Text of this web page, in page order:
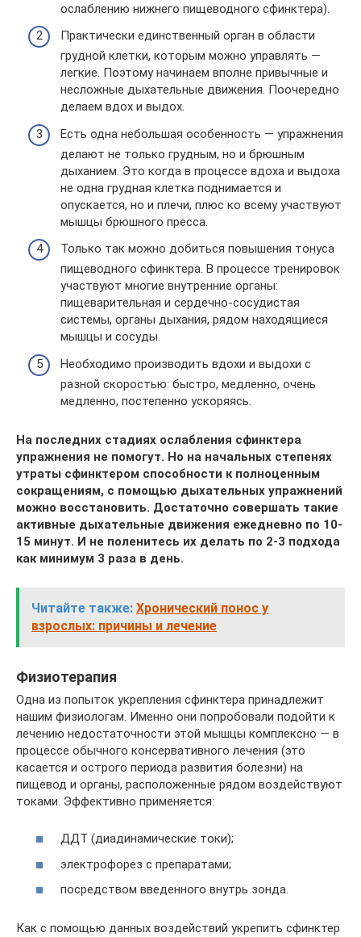
ослаблению нижнего пищеводного сфинктера).
Практически единственный орган в области
грудной клетки, которым можно управлять —
легкие. Поэтому начинаем вполне привычные и
несложные дыхательные движения. Поочередно
делаем вдох и выдох.
Есть одна небольшая особенность — упражнения
делают не только грудным, но и брюшным
дыханием. Это когда в процессе вдоха и выдоха
не одна грудная клетка поднимается и
опускается, но и плечи, плюс ко всему участвуют
мышцы брюшного пресса.
Только так можно добиться повышения тонуса
пищеводного сфинктера. В процессе тренировок
участвуют многие внутренние органы:
пищеварительная и сердечно-сосудистая
системы, органы дыхания, рядом находящиеся
мышцы и сосуды.
Необходимо производить вдохи и выдохи с
разной скоростью: быстро, медленно, очень
медленно, постепенно ускоряясь.
На последних стадиях ослабления сфинктера
упражнения не помогут. Но на начальных степенях
утраты сфинктером способности к полноценным
сокращениям, с помощью дыхательных упражнений
можно восстановить. Достаточно совершать такие
активные дыхательные движения ежедневно по 10-
15 минут. И не поленитесь их делать по 2-3 подхода
как минимум 3 раза в день.
Читайте также: Хронический понос у
взрослых: причины и лечение
Физиотерапия
Одна из попыток укрепления сфинктера принадлежит
нашим физиологам. Именно они попробовали подойти к
лечению недостаточности этой мышцы комплексно — в
процессе обычного консервативного лечения (это
касается и острого периода развития болезни) на
пищевод и органы, расположенные рядом воздействуют
токами. Эффективно применяется:
ДДТ (диадинамические токи);
электрофорез с препаратами;
посредством введенного внутрь зонда.
Как с помощью данных воздействий укрепить сфинктер